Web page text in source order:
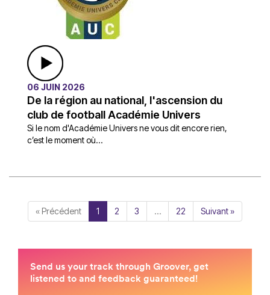
06 JUIN 2026
De la région au national, l'ascension du
club de football Académie Univers
Si le nom d'Académie Univers ne vous dit encore rien,
c’est le moment où...
« Précédent 1 2 3 … 22 Suivant »